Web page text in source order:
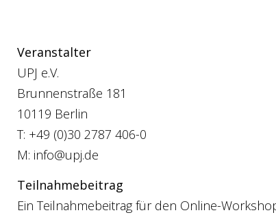
Veranstalter
UPJ e.V.
Brunnenstraße 181
10119 Berlin
T: +49 (0)30 2787 406-0
M: info@upj.de
Teilnahmebeitrag
Ein Teilnahmebeitrag für den Online-